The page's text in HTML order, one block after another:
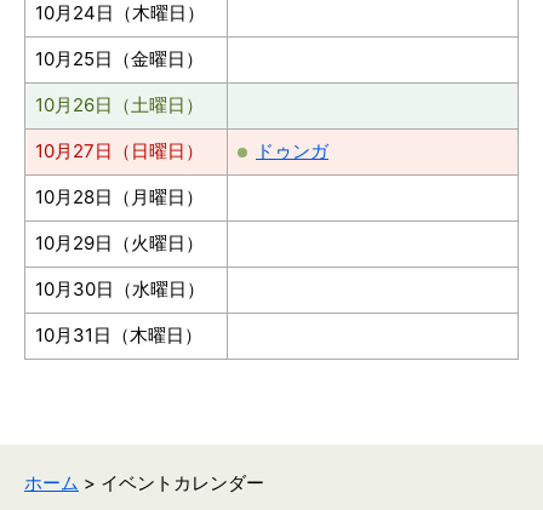
10月24日（木曜日）
10月25日（金曜日）
10月26日（土曜日）
10月27日（日曜日）
ドゥンガ
10月28日（月曜日）
10月29日（火曜日）
10月30日（水曜日）
10月31日（木曜日）
ホーム > イベントカレンダー